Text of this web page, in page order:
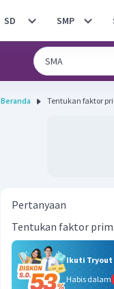
SD SMP
Beranda Tentukan faktor
Pertanyaan
Tentukan faktor
Ikuti Tryout
Habis dalam